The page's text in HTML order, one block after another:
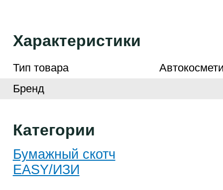
Характеристики
Тип товара
Бренд
Категории
Бумажный скотч
EASY/ИЗИ